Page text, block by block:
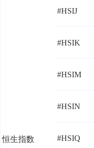
恒生指数
#HSIJ
#HSIK
#HSIM
#HSIN
#HSIQ